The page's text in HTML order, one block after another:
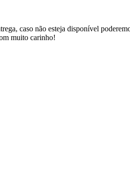
caso não esteja disponível
muito carinho!